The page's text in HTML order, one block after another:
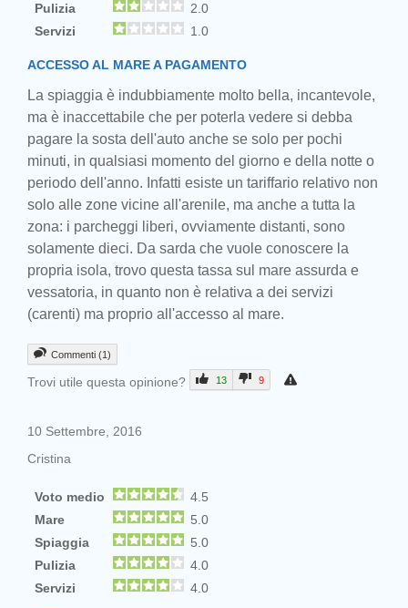
Pulizia
2.0
Servizi
1.0
ACCESSO AL MARE A PAGAMENTO
La spiaggia è indubbiamente molto bella, incantevole,
ma è inaccettabile che per poterla vedere si debba
pagare la sosta dell'auto anche se solo per pochi
minuti, in qualsiasi momento del giorno e della notte o
periodo dell'anno. Infatti esiste un tariffario relativo non
solo alle zone vicine all'arenile, ma anche a tutta la
zona: i parcheggi liberi, ovviamente distanti, sono
solamente dieci. Da sarda che vuole conoscere la
propria isola, trovo questa tassa sul mare assurda e
vessatoria, in quanto non è relativa a dei servizi
(carenti) ma proprio all'accesso al mare.
Commenti (1)
Trovi utile questa opinione? 13 9
10 Settembre, 2016
Cristina
Voto medio
4.5
Mare
5.0
Spiaggia
5.0
Pulizia
4.0
Servizi
4.0